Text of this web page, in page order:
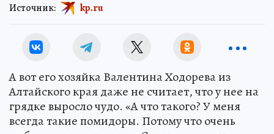
Источник: kp.ru
А вот его хозяйка Валентина Ходорева из
Алтайского края даже не считает, что у нее на
грядке выросло чудо. «А что такого? У меня
всегда такие помидоры. Потому что очень